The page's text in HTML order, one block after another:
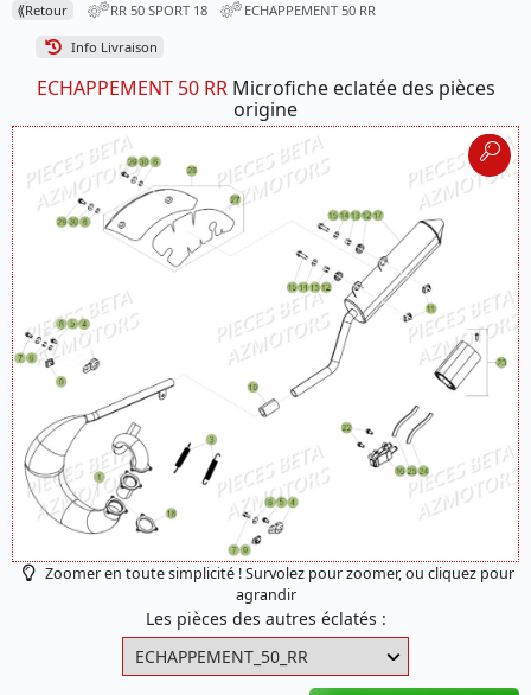
⟪Retour RR 50 SPORT 18 ECHAPPEMENT 50 RR
Info Livraison
ECHAPPEMENT 50 RRMicrofiche eclatée des pièces
origine
Zoomer en toute simplicité ! Survolez pour zoomer, ou cliquez pour
agrandir
Les pièces des autres éclatés :